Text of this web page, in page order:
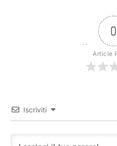
0
Article
Iscriviti